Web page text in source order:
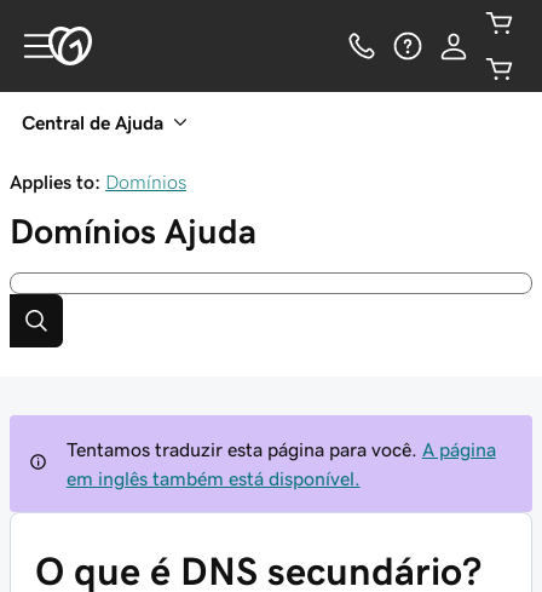
Central de Ajuda
Applies to: Domínios
Domínios Ajuda
Tentamos traduzir esta página para você.
A página
em inglês também está disponível.
O que é DNS secundário?